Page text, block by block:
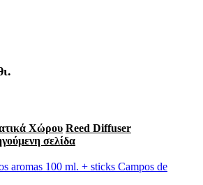
Χώρου Reed Diffuser
σελίδα